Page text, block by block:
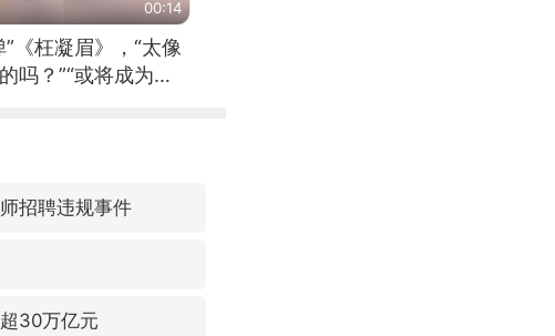
00:14
《枉凝眉》，“太像
吗？”“或将成为首
招聘违规事件
30万亿元